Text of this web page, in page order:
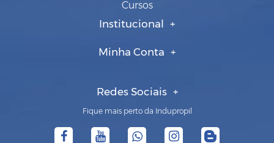
Cursos
Institucional
Minha Conta
Redes Sociais
Fique mais perto da Indupropil